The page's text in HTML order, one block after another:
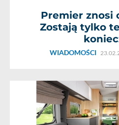
Premier znosi
Zostają tylko
WIADOMOŚCI